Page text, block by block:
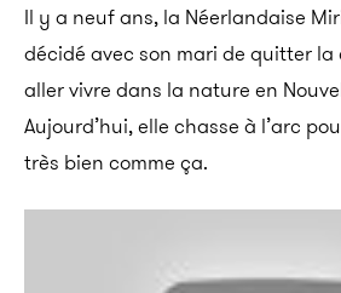
Il y a neuf ans, la Néerlandaise
décidé avec son mari de quitter
aller vivre dans la nature en
Aujourd’hui, elle chasse à l’arc
très bien comme ça.